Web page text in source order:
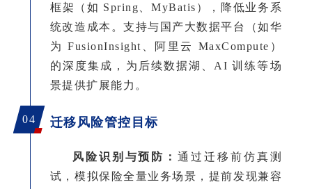
框架（如 Spring、MyBatis），降低业务系
统改造成本。支持与国产大数据平台（如华
为 FusionInsight、阿里云 MaxCompute）
的深度集成，为后续数据湖、AI 训练等场
景提供扩展能力。
04 迁移风险管控目标
风险识别与预防：通过迁移前仿真测
试，模拟保险全量业务场景，提前发现兼容